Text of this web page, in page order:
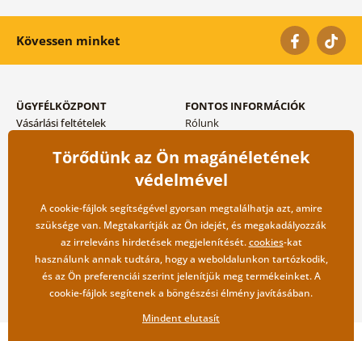
Kövessen minket
ÜGYFÉLKÖZPONT
Vásárlási feltételek
Szállítási és fizetési módok
FONTOS INFORMÁCIÓK
Rólunk
Blog
Kapcsolat
Nagykereskedelmi
együttműködés
Törődünk az Ön magánéletének
védelmével
A cookie-fájlok segítségével gyorsan megtalálhatja azt, amire
szüksége van. Megtakarítják az Ön idejét, és megakadályozzák
az irreleváns hirdetések megjelenítését.cookies-kat
használunk annak tudtára, hogy a weboldalunkon tartózkodik,
és az Ön preferenciái szerint jelenítjük meg termékeinket. A
cookie-fájlok segítenek a böngészési élmény javításában.
Mindent elutasít